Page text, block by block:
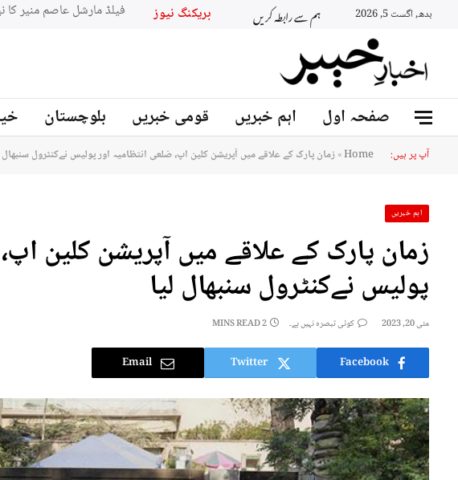
بدھ, اگست 5, 2026 ہم سے رابطہ کریں بریکنگ نیوز جنوبي
صفحہ اول اہم خبریں قومی خبریں بلوچستان
آپ پر ہیں: Home
»زمان پارک کے علاقے میں آپریشن کلین اپ، ضلعی انتظامیہ اور پولیس نےکنٹرول سنبھال
اہم خبریں
زمان پارک کے علاقے میں آپریشن کلین
پولیس نےکنٹرول سنبھال لیا
مئی 20, 2023 کوئی تبصرہ نہیں ہے۔ 2 MINS READ
Facebook
Twitter
Email